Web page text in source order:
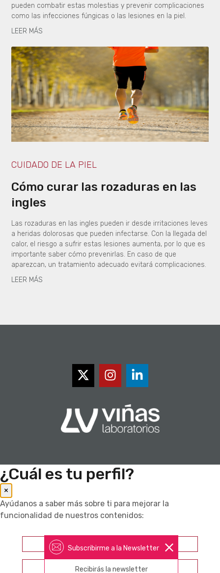
pueden combatir estas molestias y prevenir complicaciones
como las infecciones fúngicas o las lesiones en la piel.
LEER MÁS
CUIDADO DE LA PIEL
Cómo curar las rozaduras en las
ingles
Las rozaduras en las ingles pueden ir desde irritaciones leves
a heridas dolorosas que pueden infectarse. Con la llegada del
calor, el riesgo a sufrir estas lesiones aumenta, por lo que es
importante saber cómo prevenirlas. En caso de que
aparezcan, un tratamiento adecuado evitará complicaciones.
LEER MÁS
Subscribirme a la Newsletter
Recibirás la newsletter
¿Cuál es tu perfil?
×
Ayúdanos a saber más sobre ti para mejorar la
funcionalidad de nuestros contenidos:
Farmacéutico
Otros profesionales sanitarios